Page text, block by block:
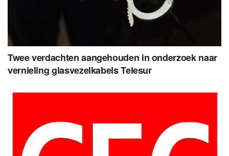
Twee verdachten aangehouden in onderzoek naar
vernieling glasvezelkabels Telesur